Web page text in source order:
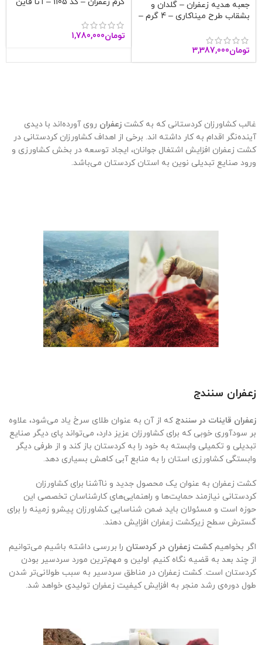
جعبه هدیه زعفران – گلدان و
بشقاب طرح میناکاری – 4 گرم –
تومان3,387,000
تومان1,780,000
غالب کشاورزان کردستانی که به کشت زعفران روی آورده‌اند با دیدی
آینده‌نگر اقدام به کار داشته اند. برخی از اهداف کشاورزان کردستانی در
کشت زعفران افزایش اشتغال جوانان، ایجاد توسعه در بخش کشاورزی و
ورود صنایع تبدیلی نوین به استان کردستان می‌باشد.
زعفران سنندج
زعفران قاینات در سنندج که از آن به عنوان طلای سرخ یاد می‌شود، علاوه
بر سودآوری خوبی که برای کشاورزان عزیز دارد، می‌تواند پای دیگر صنایع
تبدیلی و تکمیلی وابسته به خود را به کردستان باز کند و از طرفی دیگر
وابستگی کشاورزی استان را به منابع آبی کاهش بسیاری دهد.
کشت زعفران به عنوان یک محصول جدید و ناآشنا برای کشاورزان
کردستانی نیازمند حمایت‌ها و راهنمایی‌های کارشناسان تخصصی این
حوزه است و مسئولان باید ضمن شناسایی کشاورزان پیشرو زمینه را برای
گسترش سطح زیرکشت زعفران افزایش دهند.
اگر بخواهیمکشت زعفران در کردستان را بررسی داشته باشیم می‌توانیم
از چند بعد به قضیه نگاه کنیم. اولین و مهم‌ترین مورد سردسیر بودن
کردستان است. کشت زعفران در مناطق سردسیر به سبب طولانی‌تر شدن
طول دوره‌ی رشد منجر به افزایش کیفیت زعفران تولیدی خواهد شد.